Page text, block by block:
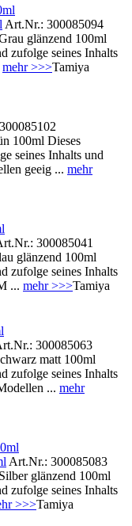
Art.Nr.: 300085094
glänzend 100ml
zufolge seines Inhalts
mehr >>>Tamiya
100ml Dieses
seines Inhalts und
geeig ... mehr
300085041
glänzend 100ml
zufolge seines Inhalts
... mehr >>>Tamiya
300085063
matt 100ml
zufolge seines Inhalts
... mehr
Art.Nr.: 300085083
glänzend 100ml
zufolge seines Inhalts
>>>Tamiya